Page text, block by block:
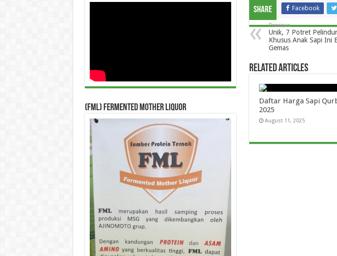
Share Facebook
Previous
Unik, 7 Potret
Khusus Anak Sapi Ini
Gemas
Related Articles
Daftar Harga Sapi
2025
August 11, 2025
(FML) Fermented Mother Liquor